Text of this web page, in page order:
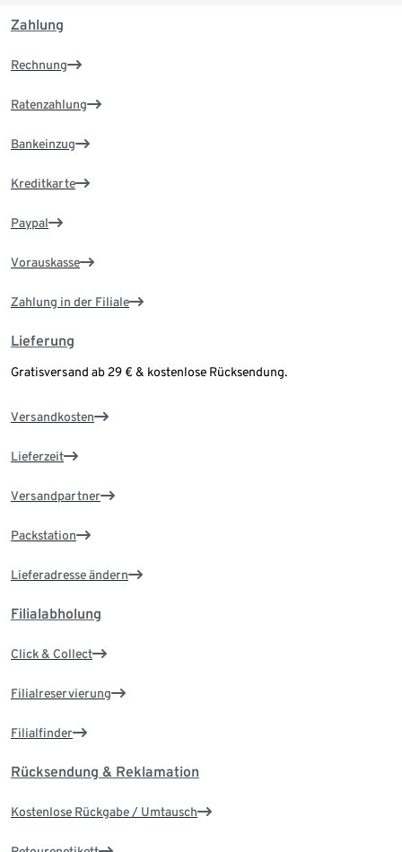
Zahlung
Rechnung
Ratenzahlung
Bankeinzug
Kreditkarte
Paypal
Vorauskasse
Zahlung in der Filiale
Lieferung
Gratisversand ab 29 € & kostenlose Rücksendung.
Versandkosten
Lieferzeit
Versandpartner
Packstation
Lieferadresse ändern
Filialabholung
Click & Collect
Filialreservierung
Filialfinder
Rücksendung & Reklamation
Kostenlose Rückgabe / Umtausch